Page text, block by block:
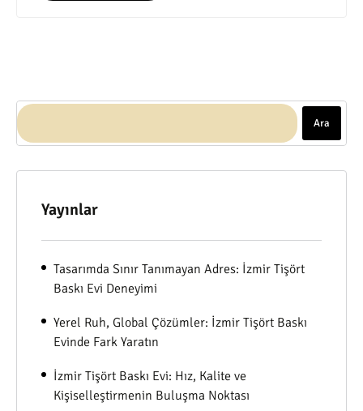
Ara
Yayınlar
Tasarımda Sınır Tanımayan Adres: İzmir Tişört
Baskı Evi Deneyimi
Yerel Ruh, Global Çözümler: İzmir Tişört Baskı
Evinde Fark Yaratın
İzmir Tişört Baskı Evi: Hız, Kalite ve
Kişiselleştirmenin Buluşma Noktası